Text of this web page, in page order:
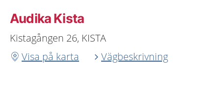
Audika Kista
Kistagången 26, KISTA
Visa på karta
Vägbeskrivning